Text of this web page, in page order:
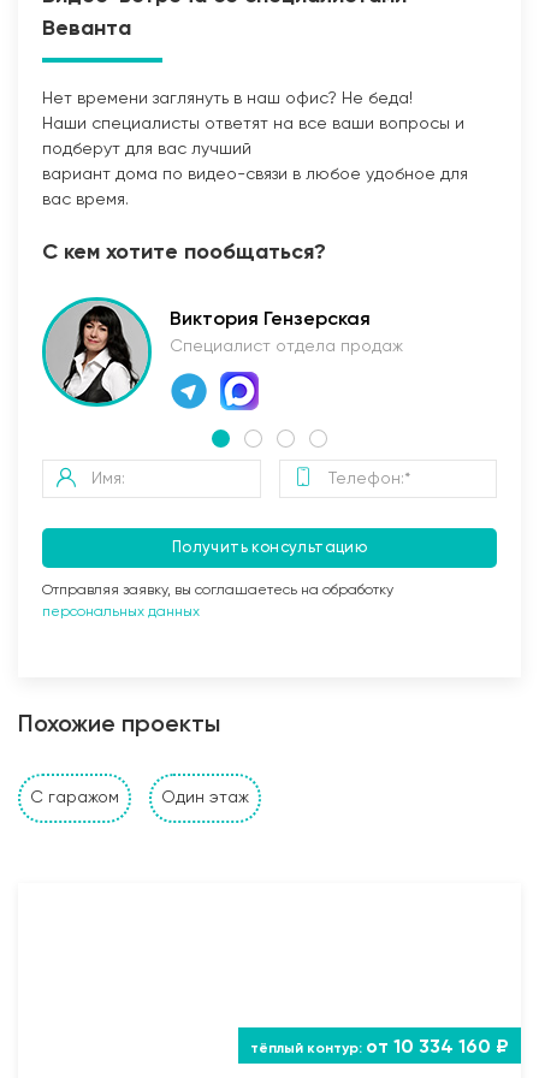
Стены и перегородки дома
1. Наружные и внутренние несущие стены выполнены
12 AIII, поперечные каркасы из арматуры 6 AI) под
опирание межэтажных плит перекрытия и
Веванта
Нет времени заглянуть в наш офис? Не беда!
Наши специалисты ответят на все ваши вопросы и
подберут для вас лучший
вариант дома по видео-связи в любое удобное для
вас время.
С кем хотите пообщаться?
Виктория Гензерская
Специалист отдела продаж
Получить консультацию
Отправляя заявку, вы соглашаетесь на обработку
персональных данных
Похожие проекты
С гаражом Один этаж
от 10 334 160 ₽